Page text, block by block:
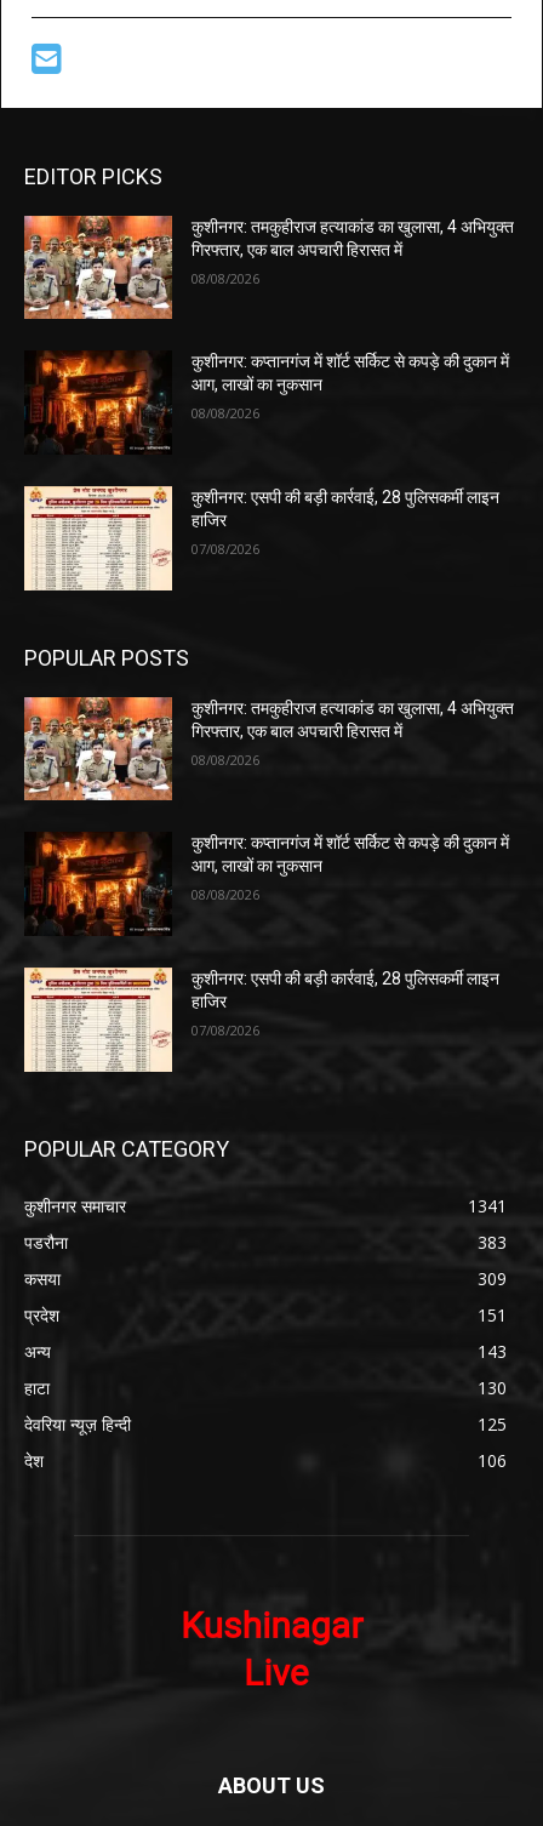
EDITOR PICKS
कुशीनगर: तमकुहीराज हत्याकांड का खुलासा, 4 अभियुक्त
गिरफ्तार, एक बाल अपचारी हिरासत में
08/08/2026
कुशीनगर: कप्तानगंज में शॉर्ट सर्किट से कपड़े की दुकान में
आग, लाखों का नुकसान
08/08/2026
कुशीनगर: एसपी की बड़ी कार्रवाई, 28 पुलिसकर्मी लाइन
हाजिर
07/08/2026
POPULAR POSTS
कुशीनगर: तमकुहीराज हत्याकांड का खुलासा, 4 अभियुक्त
गिरफ्तार, एक बाल अपचारी हिरासत में
08/08/2026
कुशीनगर: कप्तानगंज में शॉर्ट सर्किट से कपड़े की दुकान में
आग, लाखों का नुकसान
08/08/2026
कुशीनगर: एसपी की बड़ी कार्रवाई, 28 पुलिसकर्मी लाइन
हाजिर
07/08/2026
POPULAR CATEGORY
कुशीनगर समाचार
1341
पडरौना
383
कसया
309
प्रदेश
151
अन्य
143
हाटा
130
देवरिया न्यूज़ हिन्दी
125
देश
106
ABOUT US